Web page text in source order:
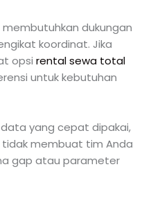
dukungan
koordinat. Jika
opsirental sewa total
untuk kebutuhan
data yang cepat dipakai,
membuat tim Anda
gap atau parameter